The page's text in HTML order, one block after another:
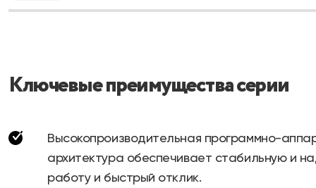
Ключевые преимущества серии
Высокопроизводительная программно-
архитектура обеспечивает стабильную и
работу и быстрый отклик.